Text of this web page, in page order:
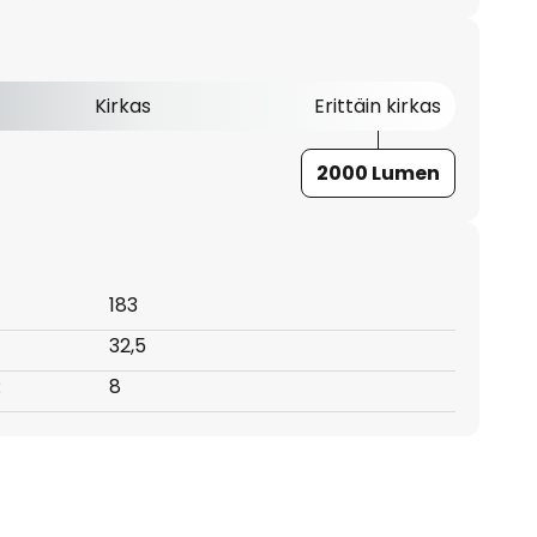
Kirkas Erittäin kirkas
2000 Lumen
183
32,5
8